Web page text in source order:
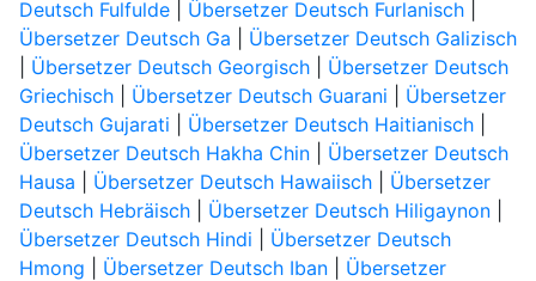
Deutsch Fulfulde| Übersetzer Deutsch Furlanisch|
Übersetzer Deutsch Ga
Übersetzer Deutsch Galizisch
Übersetzer Deutsch Georgisch| Übersetzer Deutsch
Griechisch| Übersetzer Deutsch Guarani
Übersetzer
Deutsch Gujarati
Übersetzer Deutsch Haitianisch|
Übersetzer Deutsch Hakha Chin| Übersetzer Deutsch
Hausa
Übersetzer Deutsch Hawaiisch| Übersetzer
Deutsch Hebräisch| Übersetzer Deutsch Hiligaynon|
Übersetzer Deutsch Hindi
Übersetzer Deutsch
Hmong
Übersetzer Deutsch Iban| Übersetzer